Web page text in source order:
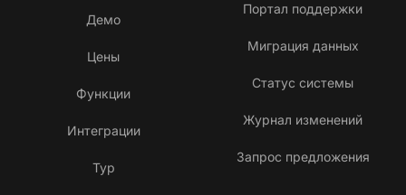
Демо
Цены
Функции
Интеграции
Тур
Портал поддержки
Миграция данных
Статус системы
Журнал изменений
Запрос предложения